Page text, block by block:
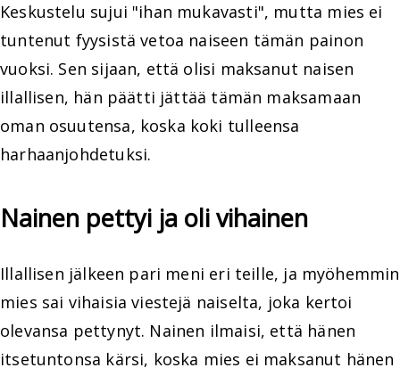
Keskustelu sujui "ihan mukavasti", mutta mies ei
tuntenut fyysistä vetoa naiseen tämän painon
vuoksi. Sen sijaan, että olisi maksanut naisen
illallisen, hän päätti jättää tämän maksamaan
oman osuutensa, koska koki tulleensa
harhaanjohdetuksi.
Nainen pettyi ja oli vihainen
Illallisen jälkeen pari meni eri teille, ja myöhemmin
mies sai vihaisia viestejä naiselta, joka kertoi
olevansa pettynyt. Nainen ilmaisi, että hänen
itsetuntonsa kärsi, koska mies ei maksanut hänen